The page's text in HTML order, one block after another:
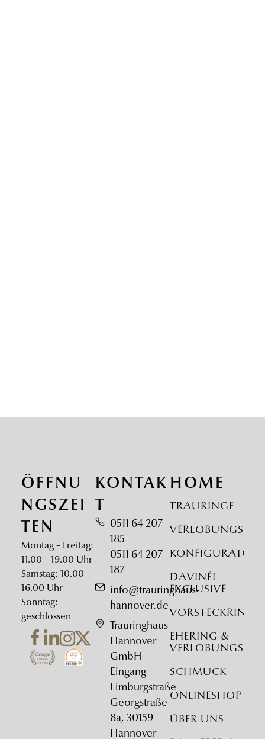
HOME
Trauringe
Konfigurator
DAVINÉL
Exclusive
Vorsteckringe
Ehering &
Schmuck
Onlineshop
Über uns
KONTAK
T
0511 64 207
185
0511 64 207
187
info@trauringhaus-
hannover.de
Trauringhaus
Hannover
GmbH
Eingang
Limburgstraße
Georgstraße
8a, 30159
Hannover
ÖFFNU
NGSZEI
TEN
Montag – Freitag:
11.00 – 19.00 Uhr
Samstag: 10.00 –
16.00 Uhr
Sonntag:
geschlossen